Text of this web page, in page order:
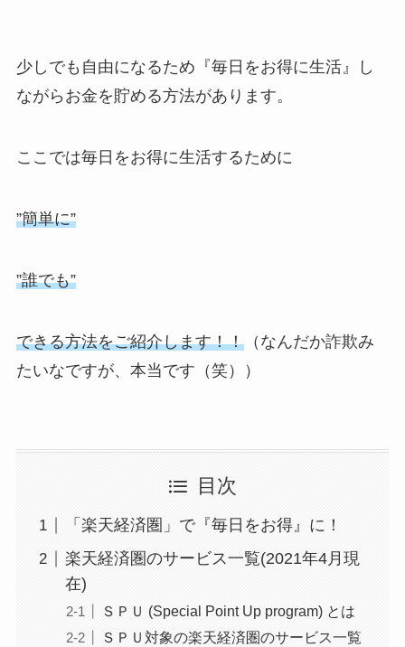
少しでも自由になるため『毎日をお得に生活』し
ながらお金を貯める方法があります。
ここでは毎日をお得に生活するために
”簡単に”
”誰でも”
できる方法をご紹介します！！（なんだか詐欺み
たいなですが、本当です（笑））
目次
「楽天経済圏」で『毎日をお得』に！
楽天経済圏のサービス一覧(2021年4月現
在)
ＳＰＵ (Special Point Up program) とは
ＳＰＵ対象の楽天経済圏のサービス一覧